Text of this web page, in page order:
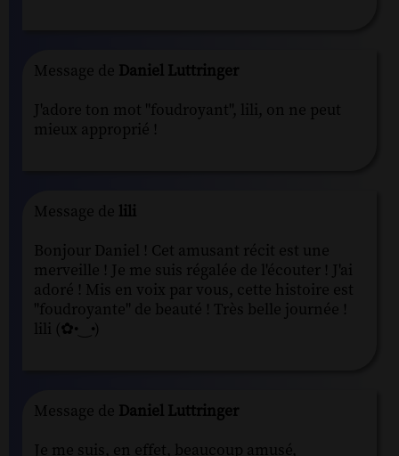
Message de Daniel Luttringer
J'adore ton mot "foudroyant", lili, on ne peut
mieux approprié !
Message de lili
Bonjour Daniel ! Cet amusant récit est une
merveille ! Je me suis régalée de l'écouter ! J'ai
adoré ! Mis en voix par vous, cette histoire est
"foudroyante" de beauté ! Très belle journée !
lili (✿•‿•)
Message de Daniel Luttringer
Je me suis, en effet, beaucoup amusé,